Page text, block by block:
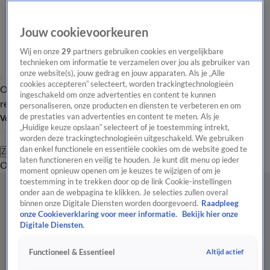
Overzicht Laatste nieuws Regionieuws Het beste van Hart
Tip de
redactie
Volg Hart van Nederland
Zoeken
OverzichtRegioUitzendingenWeerTip de redactiePanelVideo's
Jouw cookievoorkeuren
Wij en onze29 partners gebruiken cookies en vergelijkbare
technieken om informatie te verzamelen over jou als gebruiker van
onze website(s), jouw gedrag en jouw apparaten. Als je „Alle
cookies accepteren” selecteert, worden trackingtechnologieën
ingeschakeld om onze advertenties en content te kunnen
personaliseren, onze producten en diensten te verbeteren en om
de prestaties van advertenties en content te meten. Als je
„Huidige keuze opslaan” selecteert of je toestemming intrekt,
worden deze trackingtechnologieën uitgeschakeld. We gebruiken
dan enkel functionele en essentiële cookies om de website goed te
laten functioneren en veilig te houden. Je kunt dit menu op ieder
moment opnieuw openen om je keuzes te wijzigen of om je
toestemming in te trekken door op de link Cookie-instellingen
onder aan de webpagina te klikken. Je selecties zullen overal
binnen onze Digitale Diensten worden doorgevoerd. Raadpleeg
onze Cookieverklaring voor meer informatie.
Bekijk hier onze
Digitale Diensten.
Functioneel & Essentieel Altijd actief